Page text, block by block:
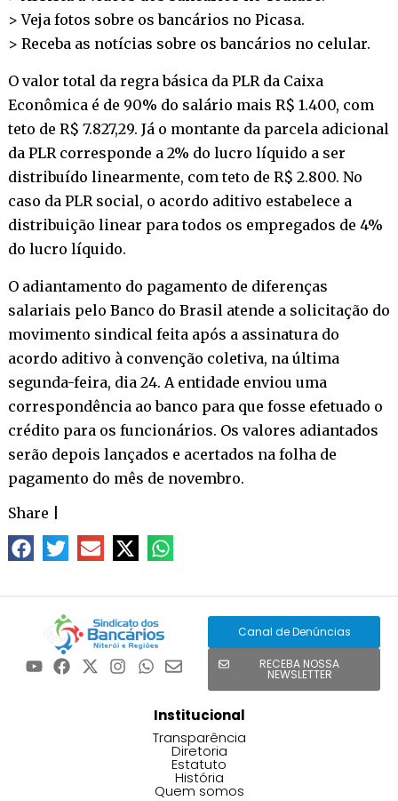
> Veja fotos sobre os bancários no Picasa.
> Receba as notícias sobre os bancários no celular.
O valor total da regra básica da PLR da Caixa
Econômica é de 90% do salário mais R$ 1.400, com
teto de R$ 7.827,29. Já o montante da parcela adicional
da PLR corresponde a 2% do lucro líquido a ser
distribuído linearmente, com teto de R$ 2.800. No
caso da PLR social, o acordo aditivo estabelece a
distribuição linear para todos os empregados de 4%
do lucro líquido.
O adiantamento do pagamento de diferenças
salariais pelo Banco do Brasil atende a solicitação do
movimento sindical feita após a assinatura do
acordo aditivo à convenção coletiva, na última
segunda-feira, dia 24. A entidade enviou uma
correspondência ao banco para que fosse efetuado o
crédito para os funcionários. Os valores adiantados
serão depois lançados e acertados na folha de
pagamento do mês de novembro.
Share
Canal de Denúncias
RECEBA NOSSA
NEWSLETTER
Institucional
Transparência
Diretoria
Estatuto
História
Quem somos